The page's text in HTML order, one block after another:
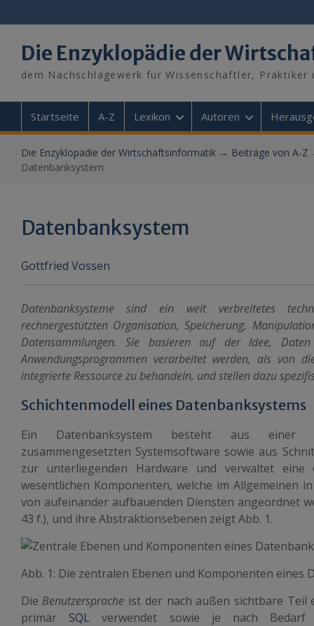
to
Die Enzyklopädie der
dem Nachschlagewerk für Wissenschaftler, Praktiker
Startseite A-Z Lexikon Autoren
Die Enzyklopädie der Wirtschaftsinformatik→ Beiträge von A-Z
Datenbanksystem
Datenbanksystem
Gottfried Vossen
Datenbanksysteme sind ein weit verbreitetes
rechnergestützten Organisation, Speicherung,
Datensammlungen. Sie basieren auf der Idee,
Anwendungsprogrammen verarbeitet werden, als von
integrierte Ressource zu behandeln, und stellen dazu
Schichtenmodell eines Datenbanksystems
Ein Datenbanksystem besteht aus einer
zusammengesetzten Systemsoftware sowie aus
zur unterliegenden Hardware und verwaltet eine
wesentlichen Komponenten, welche im Allgemeinen
von aufeinander aufbauenden Diensten angeordnet
43 f.), und ihre Abstraktionsebenen zeigt Abb. 1.
Abb. 1: Die zentralen Ebenen und Komponenten eines
Die Benutzersprache ist der nach außen sichtbare Teil
primär SQL verwendet sowie je nach Bedarf